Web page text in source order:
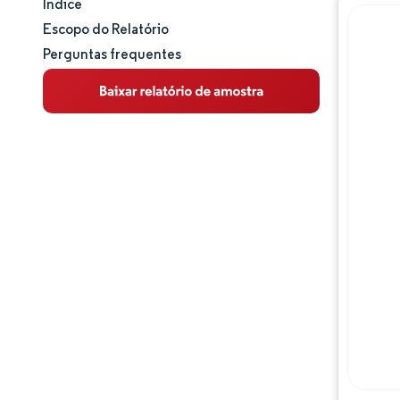
Tamanho e participação de mercado
Análise de mercado
Tendências e insights
Índice
Escopo do Relatório
Perguntas frequentes